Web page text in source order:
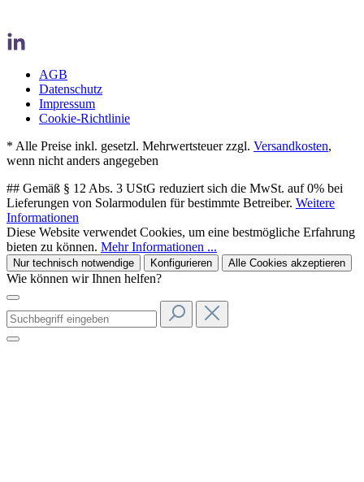
AGB
Datenschutz
Impressum
Cookie-Richtlinie
* Alle Preise inkl. gesetzl. Mehrwertsteuer zzgl. Versandkosten,
wenn nicht anders angegeben
## Gemäß § 12 Abs. 3 UStG reduziert sich die MwSt. auf 0% bei
Lieferungen von Solarmodulen für bestimmte Betreiber. Weitere
Informationen
Diese Website verwendet Cookies, um eine bestmögliche Erfahrung
bieten zu können. Mehr Informationen ...
Nur technisch notwendige Konfigurieren Alle Cookies akzeptieren
Wie können wir Ihnen helfen?